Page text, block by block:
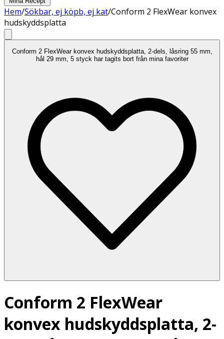
Hem/Sökbar, ej köpb, ej kat/Conform 2 FlexWear konvex
hudskyddsplatta
Conform 2 FlexWear konvex hudskyddsplatta, 2-dels, låsring 55 mm,
hål 29 mm, 5 styck har tagits bort från mina favoriter
Conform 2 FlexWear
konvex hudskyddsplatta, 2-